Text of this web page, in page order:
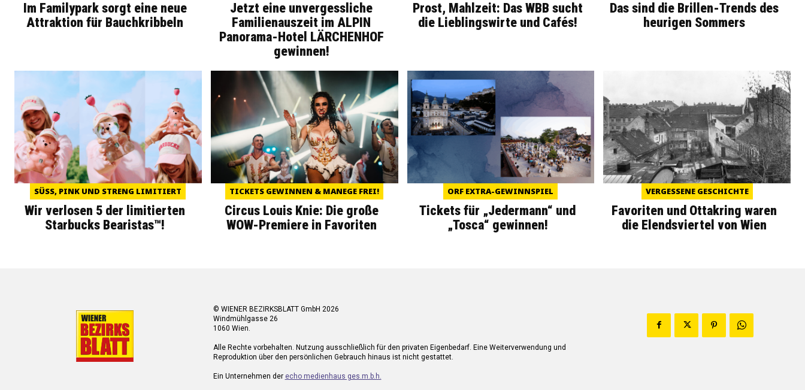
Im Familypark sorgt eine neue
Attraktion für Bauchkribbeln
Jetzt eine unvergessliche
Familienauszeit im ALPIN
Panorama-Hotel LÄRCHENHOF
gewinnen!
Prost, Mahlzeit: Das WBB sucht
die Lieblingswirte und Cafés!
Das sind die Brillen-Trends des
heurigen Sommers
SÜSS, PINK UND STRENG LIMITIERT
Wir verlosen 5 der limitierten
Starbucks Bearistas™!
TICKETS GEWINNEN & MANEGE FREI!
Circus Louis Knie: Die große
WOW-Premiere in Favoriten
ORF EXTRA-GEWINNSPIEL
Tickets für „Jedermann“ und
„Tosca“ gewinnen!
VERGESSENE GESCHICHTE
Favoriten und Ottakring waren
die Elendsviertel von Wien
© WIENER BEZIRKSBLATT GmbH 2026
Windmühlgasse 26
1060 Wien.
Alle Rechte vorbehalten. Nutzung ausschließlich für den privaten Eigenbedarf. Eine Weiterverwendung und
Reproduktion über den persönlichen Gebrauch hinaus ist nicht gestattet.
Ein Unternehmen der echo medienhaus ges.m.b.h.